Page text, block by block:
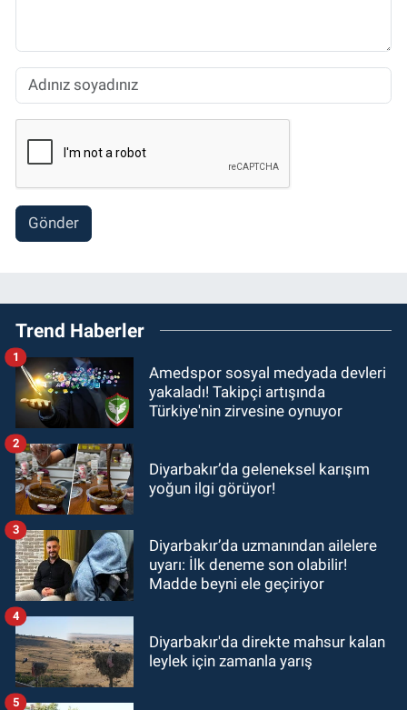
Gönder
Trend Haberler
Amedspor sosyal medyada devleri
yakaladı! Takipçi artışında
Türkiye'nin zirvesine oynuyor
1
Diyarbakır’da geleneksel karışım
yoğun ilgi görüyor!
2
Diyarbakır’da uzmanından ailelere
uyarı: İlk deneme son olabilir!
Madde beyni ele geçiriyor
3
Diyarbakır'da direkte mahsur kalan
leylek için zamanla yarış
4
5